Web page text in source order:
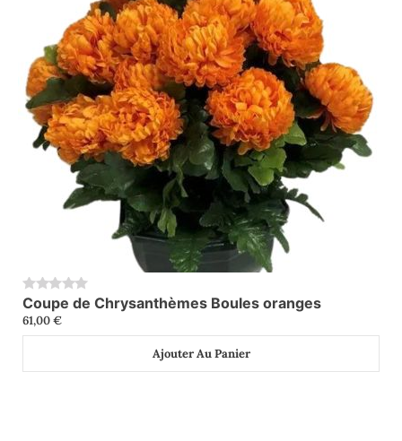
0
Coupe de Chrysanthèmes Boules oranges
61,00€
Ajouter Au Panier